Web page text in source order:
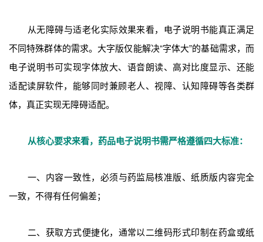
从无障碍与适老化实际效果来看，电子说明书能真正满足
不同特殊群体的需求。大字版仅能解决“字体大”的基础需求，而
电子说明书可实现字体放大、语音朗读、高对比度显示、还能
适配读屏软件，能够同时兼顾老人、视障、认知障碍等各类群
体，真正实现无障碍适配。
从核心要求来看，药品电子说明书需严格遵循四大标准：
一、内容一致性，必须与药监局核准版、纸质版内容完全
一致，不得有任何偏差；
二、获取方式便捷化，通常以二维码形式印制在药盒或纸